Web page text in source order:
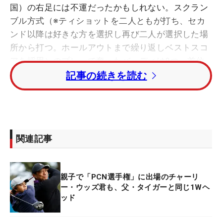
国）の右足には不運だったかもしれない。スクラン
ブル方式（※ティショットを二人ともが打ち、セカ
ンド以降は好きな方を選択し再び二人が選択した場
所から打つ。ホールアウトまで繰り返しベストスコ
アを採用）のプレーで奪ったバーディは8つ。首位
を行くマット・クーチャー組の15アンダーに7打差
の11位タイと出遅れる結果になった。
った。ハイライトは13番。321ヤードのパー4でド
ライバーを手にしたチャーリー君のティショット
落ちると、左やや奥のエッジに止まった。そこから
イーグルを狙ったもののフックラインはわずかに切
れずにカップ右へ。強気で攻めたタイガーのパット
はカップを通り過ぎ、結果はバーディだった。
記事の続きを読む
関連記事
親子で「PCN選手権」に出場のチャーリ
ー・ウッズ君も、父・タイガーと同じ1Wヘ
ッド